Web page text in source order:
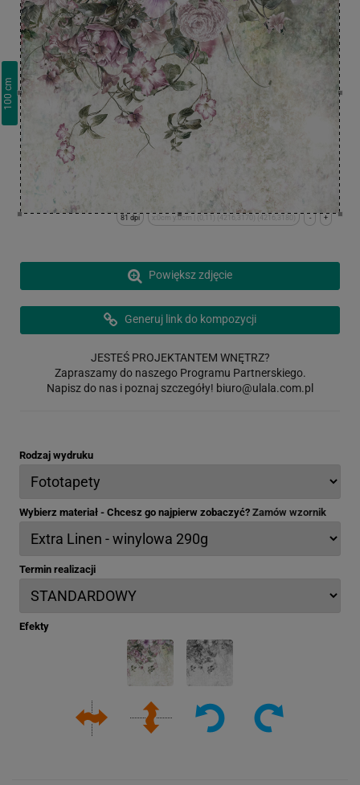
100
cm
+
-
x:0cm y:0cm | (0,11) (4216,3170) (4216,3180)
81 dpi
Powiększ zdjęcie
Generuj link do kompozycji
JESTEŚ PROJEKTANTEM WNĘTRZ?
Zapraszamy do naszego Programu Partnerskiego.
Napisz do nas i poznaj szczegóły! biuro@ulala.com.pl
Rodzaj wydruku
Wybierz materiał - Chcesz go najpierw zobaczyć? Zamów wzornik
Termin realizacji
Efekty